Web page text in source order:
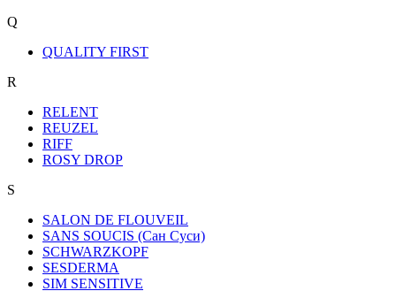
Q
QUALITY FIRST
R
RELENT
REUZEL
RIFF
ROSY DROP
S
SALON DE FLOUVEIL
SANS SOUCIS (Сан Суси)
SCHWARZKOPF
SESDERMA
SIM SENSITIVE